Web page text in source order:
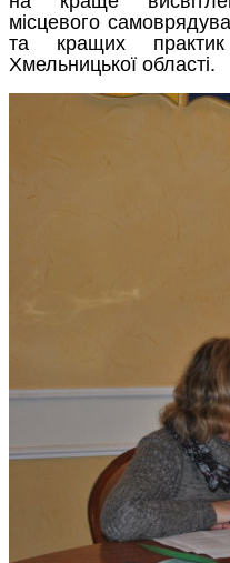
місцевого
та кращих практик
Хмельницької області.